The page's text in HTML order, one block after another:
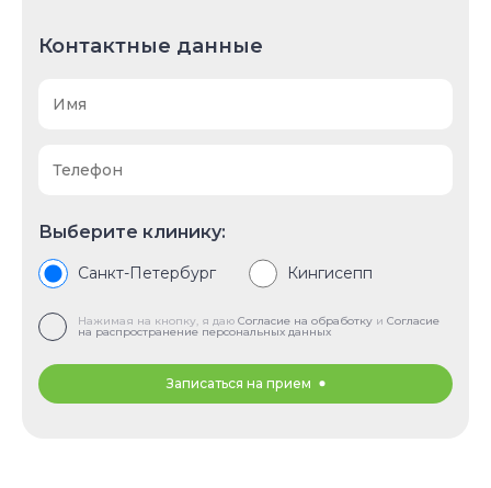
Контактные данные
Выберите клинику:
Санкт-Петербург Кингисепп
Нажимая на кнопку, я даю Согласие на обработку и Согласие
на распространение персональных данных
Записаться на прием